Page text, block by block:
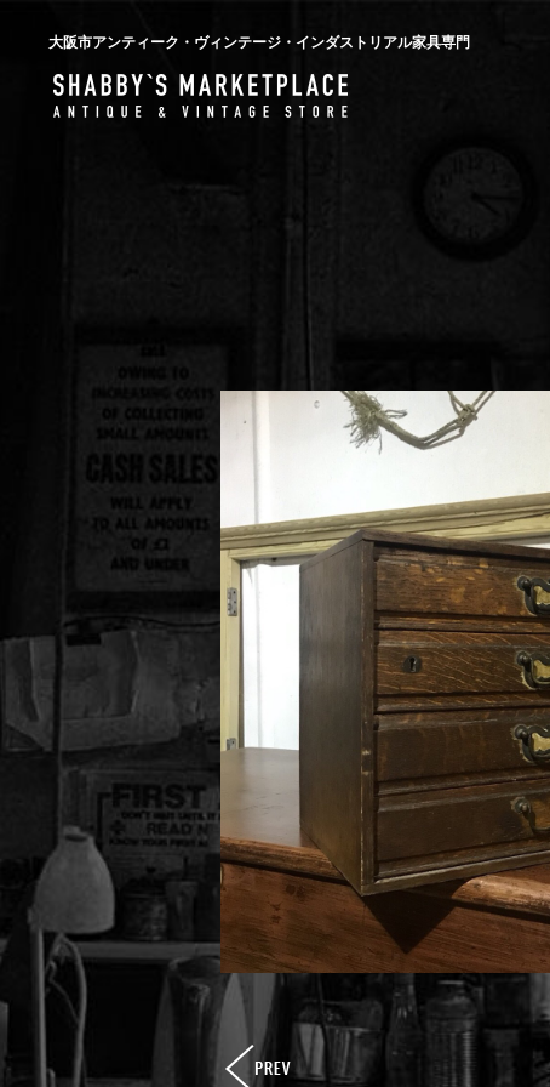
大阪市アンティーク・ヴィンテージ・インダストリアル家具専門